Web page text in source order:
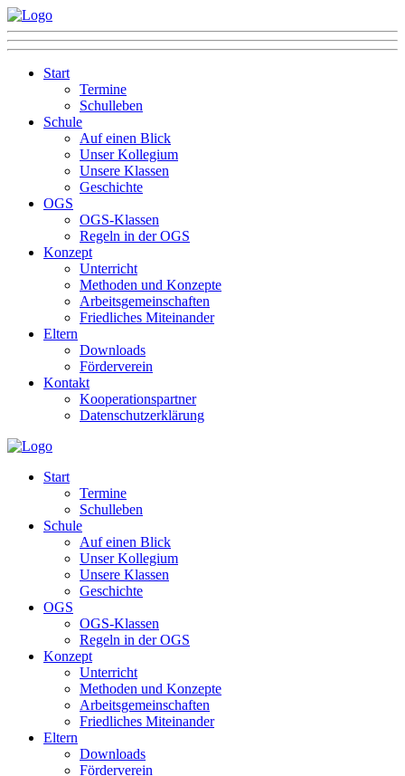
Start
Termine
Schulleben
Schule
Auf einen Blick
Unser Kollegium
Unsere Klassen
Geschichte
OGS
OGS-Klassen
Regeln in der OGS
Konzept
Unterricht
Methoden und Konzepte
Arbeitsgemeinschaften
Friedliches Miteinander
Eltern
Downloads
Förderverein
Kontakt
Kooperationspartner
Datenschutzerklärung
Start
Termine
Schulleben
Schule
Auf einen Blick
Unser Kollegium
Unsere Klassen
Geschichte
OGS
OGS-Klassen
Regeln in der OGS
Konzept
Unterricht
Methoden und Konzepte
Arbeitsgemeinschaften
Friedliches Miteinander
Eltern
Downloads
Förderverein